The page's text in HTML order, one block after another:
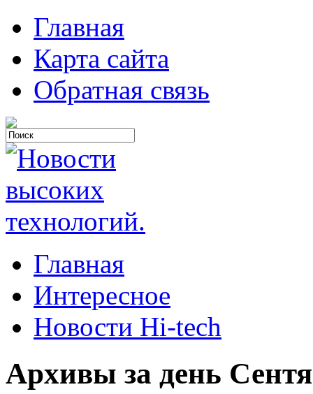
Главная
Карта сайта
Обратная связь
Главная
Интересное
Новости Hi-tech
Архивы за день